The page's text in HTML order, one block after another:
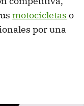
motocicletas o
por una